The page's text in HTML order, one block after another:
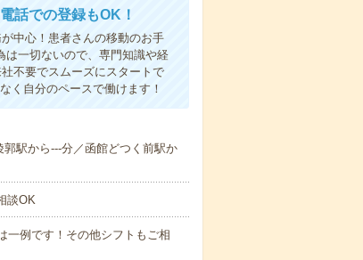
話での登録もOK！
中心！患者さんの移動のお手
は一切ないので、専門知識や経
不要でスムーズにスタートで
く自分のペースで働けます！
駅から---分／函館どつく前駅か
談OK
一例です！その他シフトもご相